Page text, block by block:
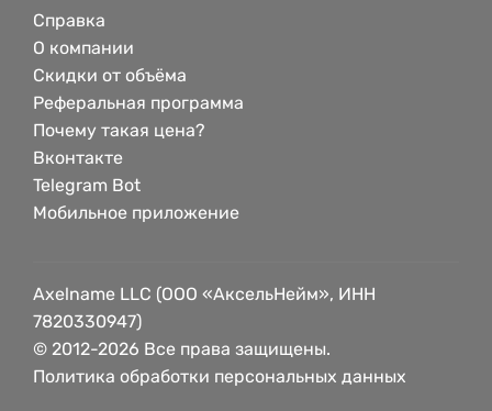
Справка
О компании
Скидки от объёма
Реферальная программа
Почему такая цена?
Вконтакте
Telegram Bot
Мобильное приложение
Axelname LLC (ООО «АксельНейм», ИНН
7820330947)
© 2012-2026 Все права защищены.
Политика обработки персональных данных